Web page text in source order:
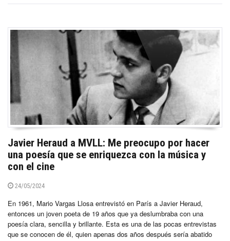
Javier Heraud a MVLL: Me preocupo por hacer
una poesía que se enriquezca con la música y
con el cine
24/05/2024
En 1961, Mario Vargas Llosa entrevistó en París a Javier Heraud,
entonces un joven poeta de 19 años que ya deslumbraba con una
poesía clara, sencilla y brillante. Esta es una de las pocas entrevistas
que se conocen de él, quien apenas dos años después sería abatido